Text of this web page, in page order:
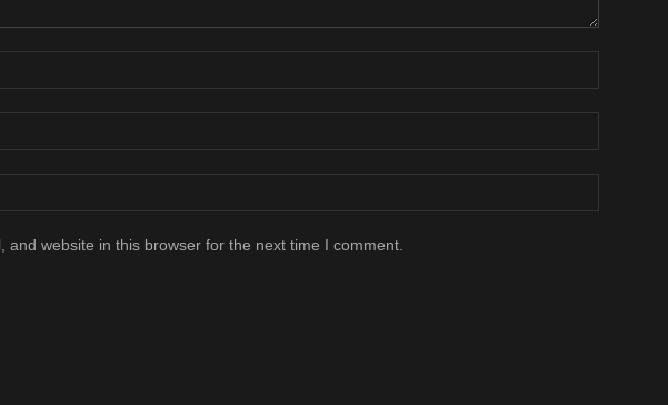
and website in this browser for the next time I comment.